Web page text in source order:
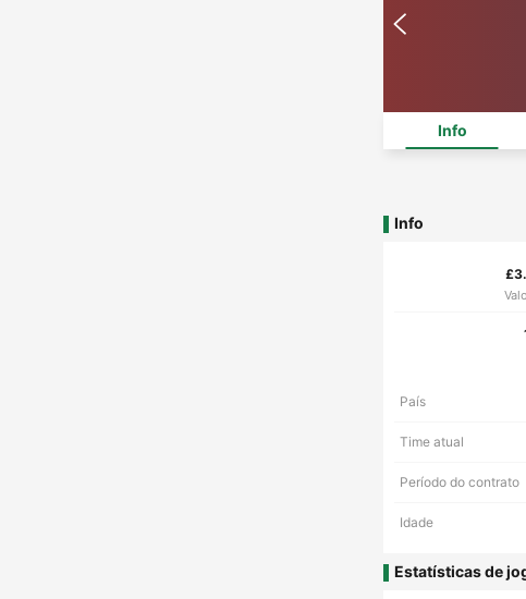
Info
Info
País
Time atual
Período do contrato
Idade
Estatísticas de